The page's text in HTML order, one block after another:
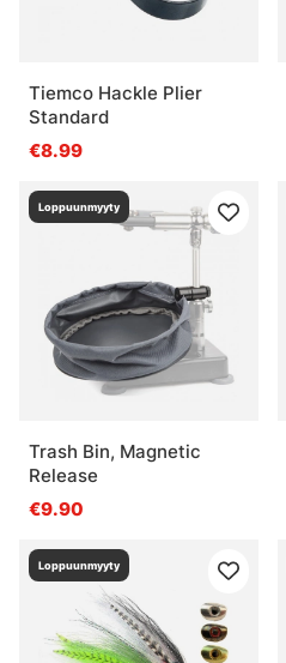
Tiemco Hackle Plier
Standard
€8.99
Loppuunmyyty
Trash Bin, Magnetic
Release
€9.90
Loppuunmyyty